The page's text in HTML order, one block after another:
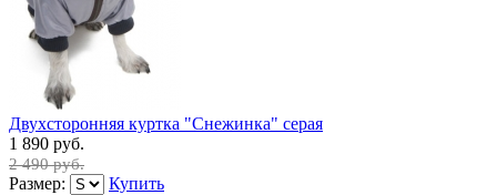
Двухсторонняя куртка "Снежинка" серая
1 890 руб.
2 490 руб.
Размер: Купить